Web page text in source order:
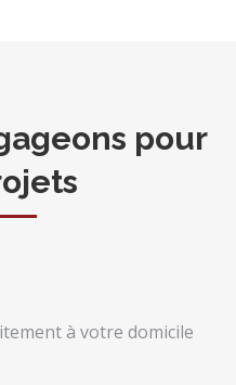
pour
à votre domicile